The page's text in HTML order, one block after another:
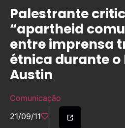
Palestrante
“apartheid
entre imprensa
étnica durante o
Austin
Comunicação
21/09/11